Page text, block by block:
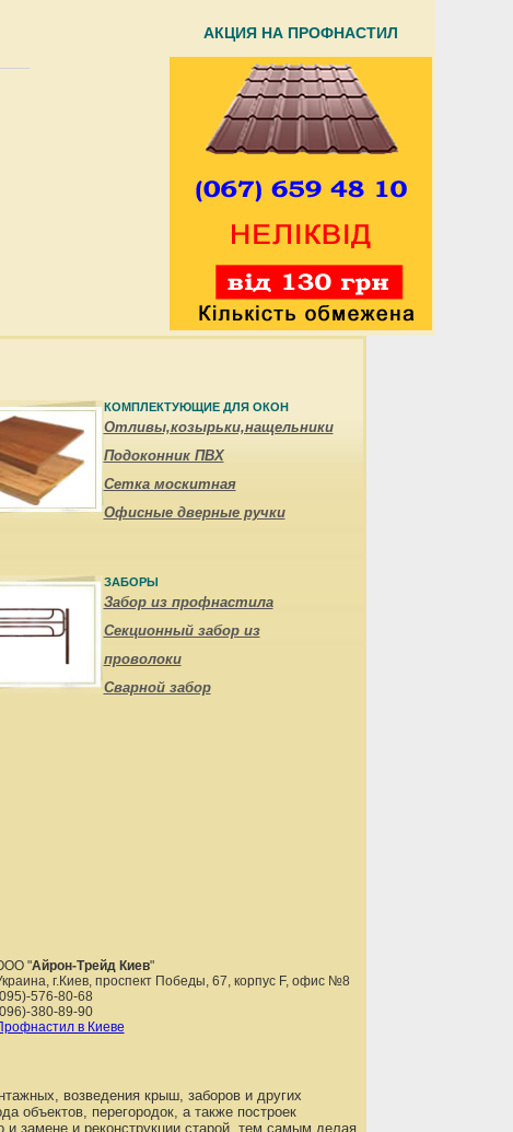
АКЦИЯ НА ПРОФНАСТИЛ
КОМПЛЕКТУЮЩИЕ ДЛЯ ОКОН
Отливы,козырьки,нащельники
Подоконник ПВХ
Сетка москитная
Офисные дверные ручки
ЗАБОРЫ
Забор из профнастила
Секционный забор из
проволоки
Сварной забор
"Айрон-Трейд Киев"
, г.Киев, проспект Победы, 67, корпус F, офис №8
576-80-68
380-89-90
в Киеве
возведения крыш, заборов и других
объектов, перегородок, а также построек
и замене и реконструкции старой, тем самым делая